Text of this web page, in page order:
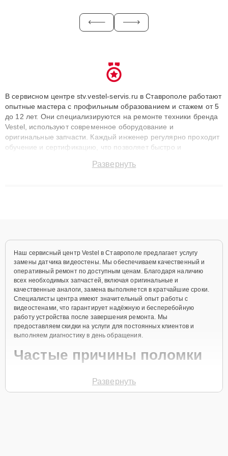
В сервисном центре stv.vestel-servis.ru в Ставрополе работают
опытные мастера с профильным образованием и стажем от 5
до 12 лет. Они специализируются на ремонте техники бренда
Vestel, используют современное оборудование и
оригинальные запчасти. Каждый инженер регулярно проходит
обучение и сертификацию, что позволяет быстро и
сохранением гарантии до 3 лет. Наши мастера решают
Развернуть
Наш сервисный центр Vestel в Ставрополе предлагает услугу
замены датчика видеостены. Мы обеспечиваем качественный и
оперативный ремонт по доступным ценам. Благодаря наличию
всех необходимых запчастей, включая оригинальные и
качественные аналоги, замена выполняется в кратчайшие сроки.
Специалисты центра имеют значительный опыт работы с
видеостенами, что гарантирует надёжную и бесперебойную
работу устройства после завершения ремонта. Мы
предоставляем скидки на услуги для постоянных клиентов и
выполняем диагностику в день обращения.
Частые причины поломки
Выход из строя датчика из-за механического
Развернуть